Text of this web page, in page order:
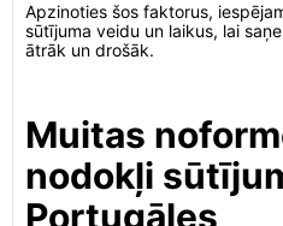
Apzinoties šos faktorus,
sūtījuma veidu un laikus, lai
ātrāk un drošāk.
Muitas
nodokļi
Portugāles